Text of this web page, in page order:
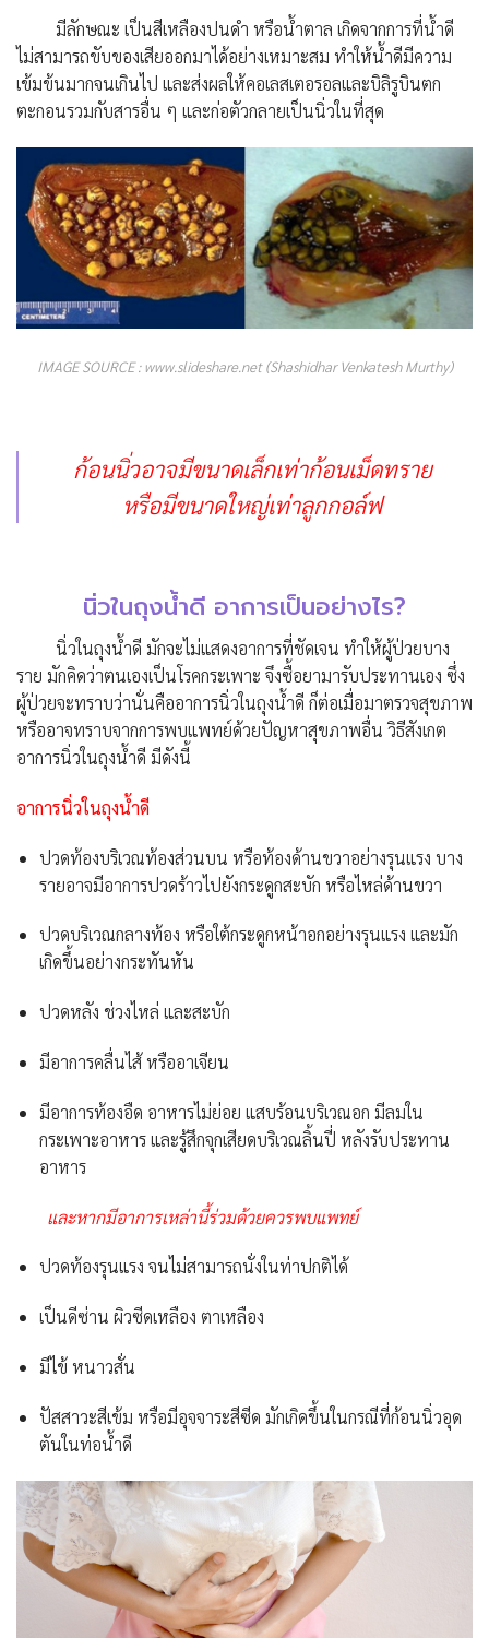
มีลักษณะ เป็นสีเหลืองปนดำ หรือน้ำตาล เกิดจากการที่น้ำดี
ไม่สามารถขับของเสียออกมาได้อย่างเหมาะสม ทำให้น้ำดีมีความ
เข้มข้นมากจนเกินไป และส่งผลให้คอเลสเตอรอลและบิลิรูบินตก
ตะกอนรวมกับสารอื่น ๆ และก่อตัวกลายเป็นนิ่วในที่สุด
IMAGE SOURCE : www.slideshare.net (Shashidhar Venkatesh Murthy)
ก้อนนิ่วอาจมีขนาดเล็กเท่าก้อนเม็ดทราย
หรือมีขนาดใหญ่เท่าลูกกอล์ฟ
นิ่วในถุงน้ำดี อาการเป็นอย่างไร?
นิ่วในถุงน้ำดี มักจะไม่แสดงอาการที่ชัดเจน ทำให้ผู้ป่วยบาง
ราย มักคิดว่าตนเองเป็นโรคกระเพาะ จึงซื้อยามารับประทานเอง ซึ่ง
ผู้ป่วยจะทราบว่านั่นคืออาการนิ่วในถุงน้ำดี ก็ต่อเมื่อมาตรวจสุขภาพ
หรืออาจทราบจากการพบแพทย์ด้วยปัญหาสุขภาพอื่น วิธีสังเกต
อาการนิ่วในถุงน้ำดี มีดังนี้
อาการนิ่วในถุงน้ำดี
ปวดท้องบริเวณท้องส่วนบน หรือท้องด้านขวาอย่างรุนแรง บาง
รายอาจมีอาการปวดร้าวไปยังกระดูกสะบัก หรือไหล่ด้านขวา
ปวดบริเวณกลางท้อง หรือใต้กระดูกหน้าอกอย่างรุนแรง และมัก
เกิดขึ้นอย่างกระทันหัน
ปวดหลัง ช่วงไหล่ และสะบัก
มีอาการคลื่นไส้ หรืออาเจียน
มีอาการท้องอืด อาหารไม่ย่อย แสบร้อนบริเวณอก มีลมใน
กระเพาะอาหาร และรู้สึกจุกเสียดบริเวณลิ้นปี่ หลังรับประทาน
อาหาร
และหากมีอาการเหล่านี้ร่วมด้วยควรพบแพทย์
ปวดท้องรุนแรง จนไม่สามารถนั่งในท่าปกติได้
เป็นดีซ่าน ผิวซีดเหลือง ตาเหลือง
มีไข้ หนาวสั่น
ปัสสาวะสีเข้ม หรือมีอุจจาระสีซีด มักเกิดขึ้นในกรณีที่ก้อนนิ่วอุด
ตันในท่อน้ำดี